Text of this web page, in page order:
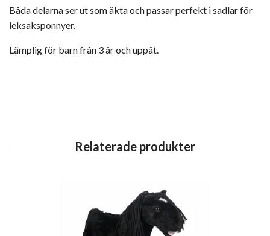
Båda delarna ser ut som äkta och passar perfekt i sadlar för
leksaksponnyer.
Lämplig för barn från 3 år och uppåt.